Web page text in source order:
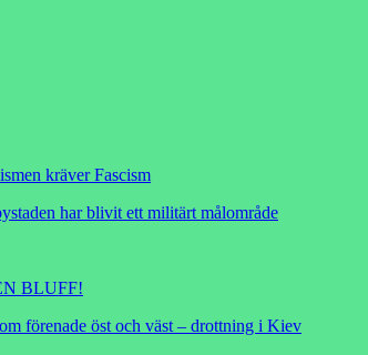
kräver Fascism
har blivit ett militärt målområde
BLUFF!
förenade öst och väst – drottning i Kiev